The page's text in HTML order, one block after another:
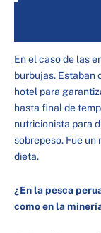
En el caso de las
burbujas. Estaban
hotel para
hasta final de
nutricionista para
sobrepeso. Fue
dieta.
¿En la pesca
como en la